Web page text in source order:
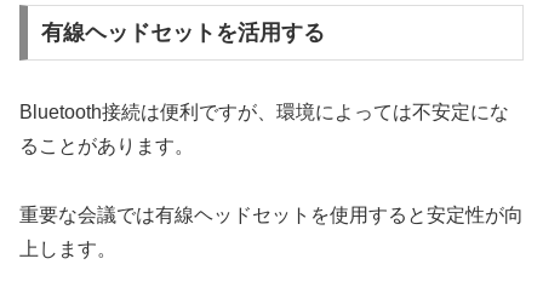
有線ヘッドセットを活用する
Bluetooth接続は便利ですが、環境によっては不安定にな
ることがあります。
重要な会議では有線ヘッドセットを使用すると安定性が向
上します。